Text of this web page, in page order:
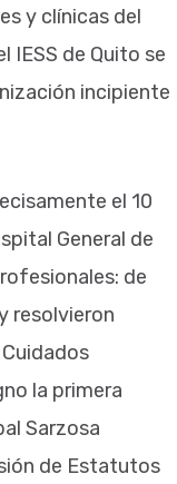
y clínicas del
IESS de Quito se
incipiente
el 10
General de
de
resolvieron
la primera
Sarzosa
de Estatutos